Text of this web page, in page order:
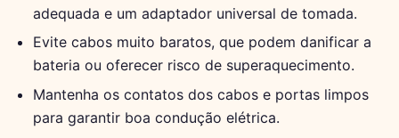
adequada e um adaptador universal de tomada.
Evite cabos muito baratos, que podem danificar a
bateria ou oferecer risco de superaquecimento.
Mantenha os contatos dos cabos e portas limpos
para garantir boa condução elétrica.